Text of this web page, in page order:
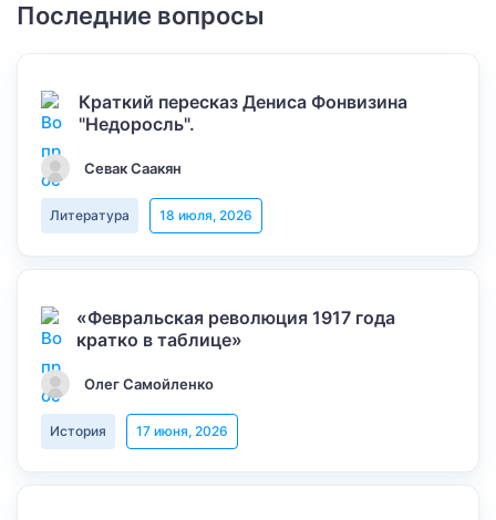
Последние вопросы
Краткий пересказ Дениса Фонвизина
"Недоросль".
Севак Саакян
Литература 18 июля, 2026
«Февральская революция 1917 года
кратко в таблице»
Олег Самойленко
История 17 июня, 2026